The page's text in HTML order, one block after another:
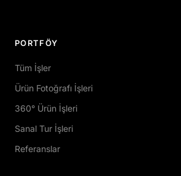
PORTFÖY
Tüm İşler
Ürün Fotoğrafı İşleri
360° Ürün İşleri
Sanal Tur İşleri
Referanslar